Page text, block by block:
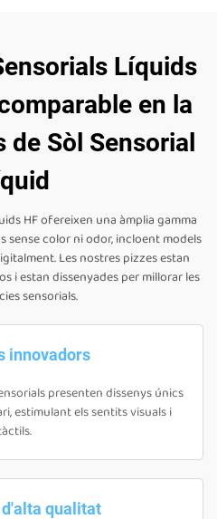
Líquids
en la
de Sòl Sensorial
HF ofereixen una àmplia gamma
sense color ni odor, incloent models
Les nostres pizzes estan
i estan dissenyades per millorar les
sensorials.
innovadors
presenten dissenys únics
estimulant els sentits visuals i
qualitat